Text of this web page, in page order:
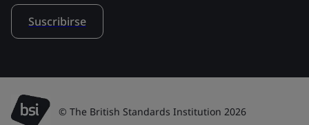
Suscribirse
© The British Standards Institution 2026